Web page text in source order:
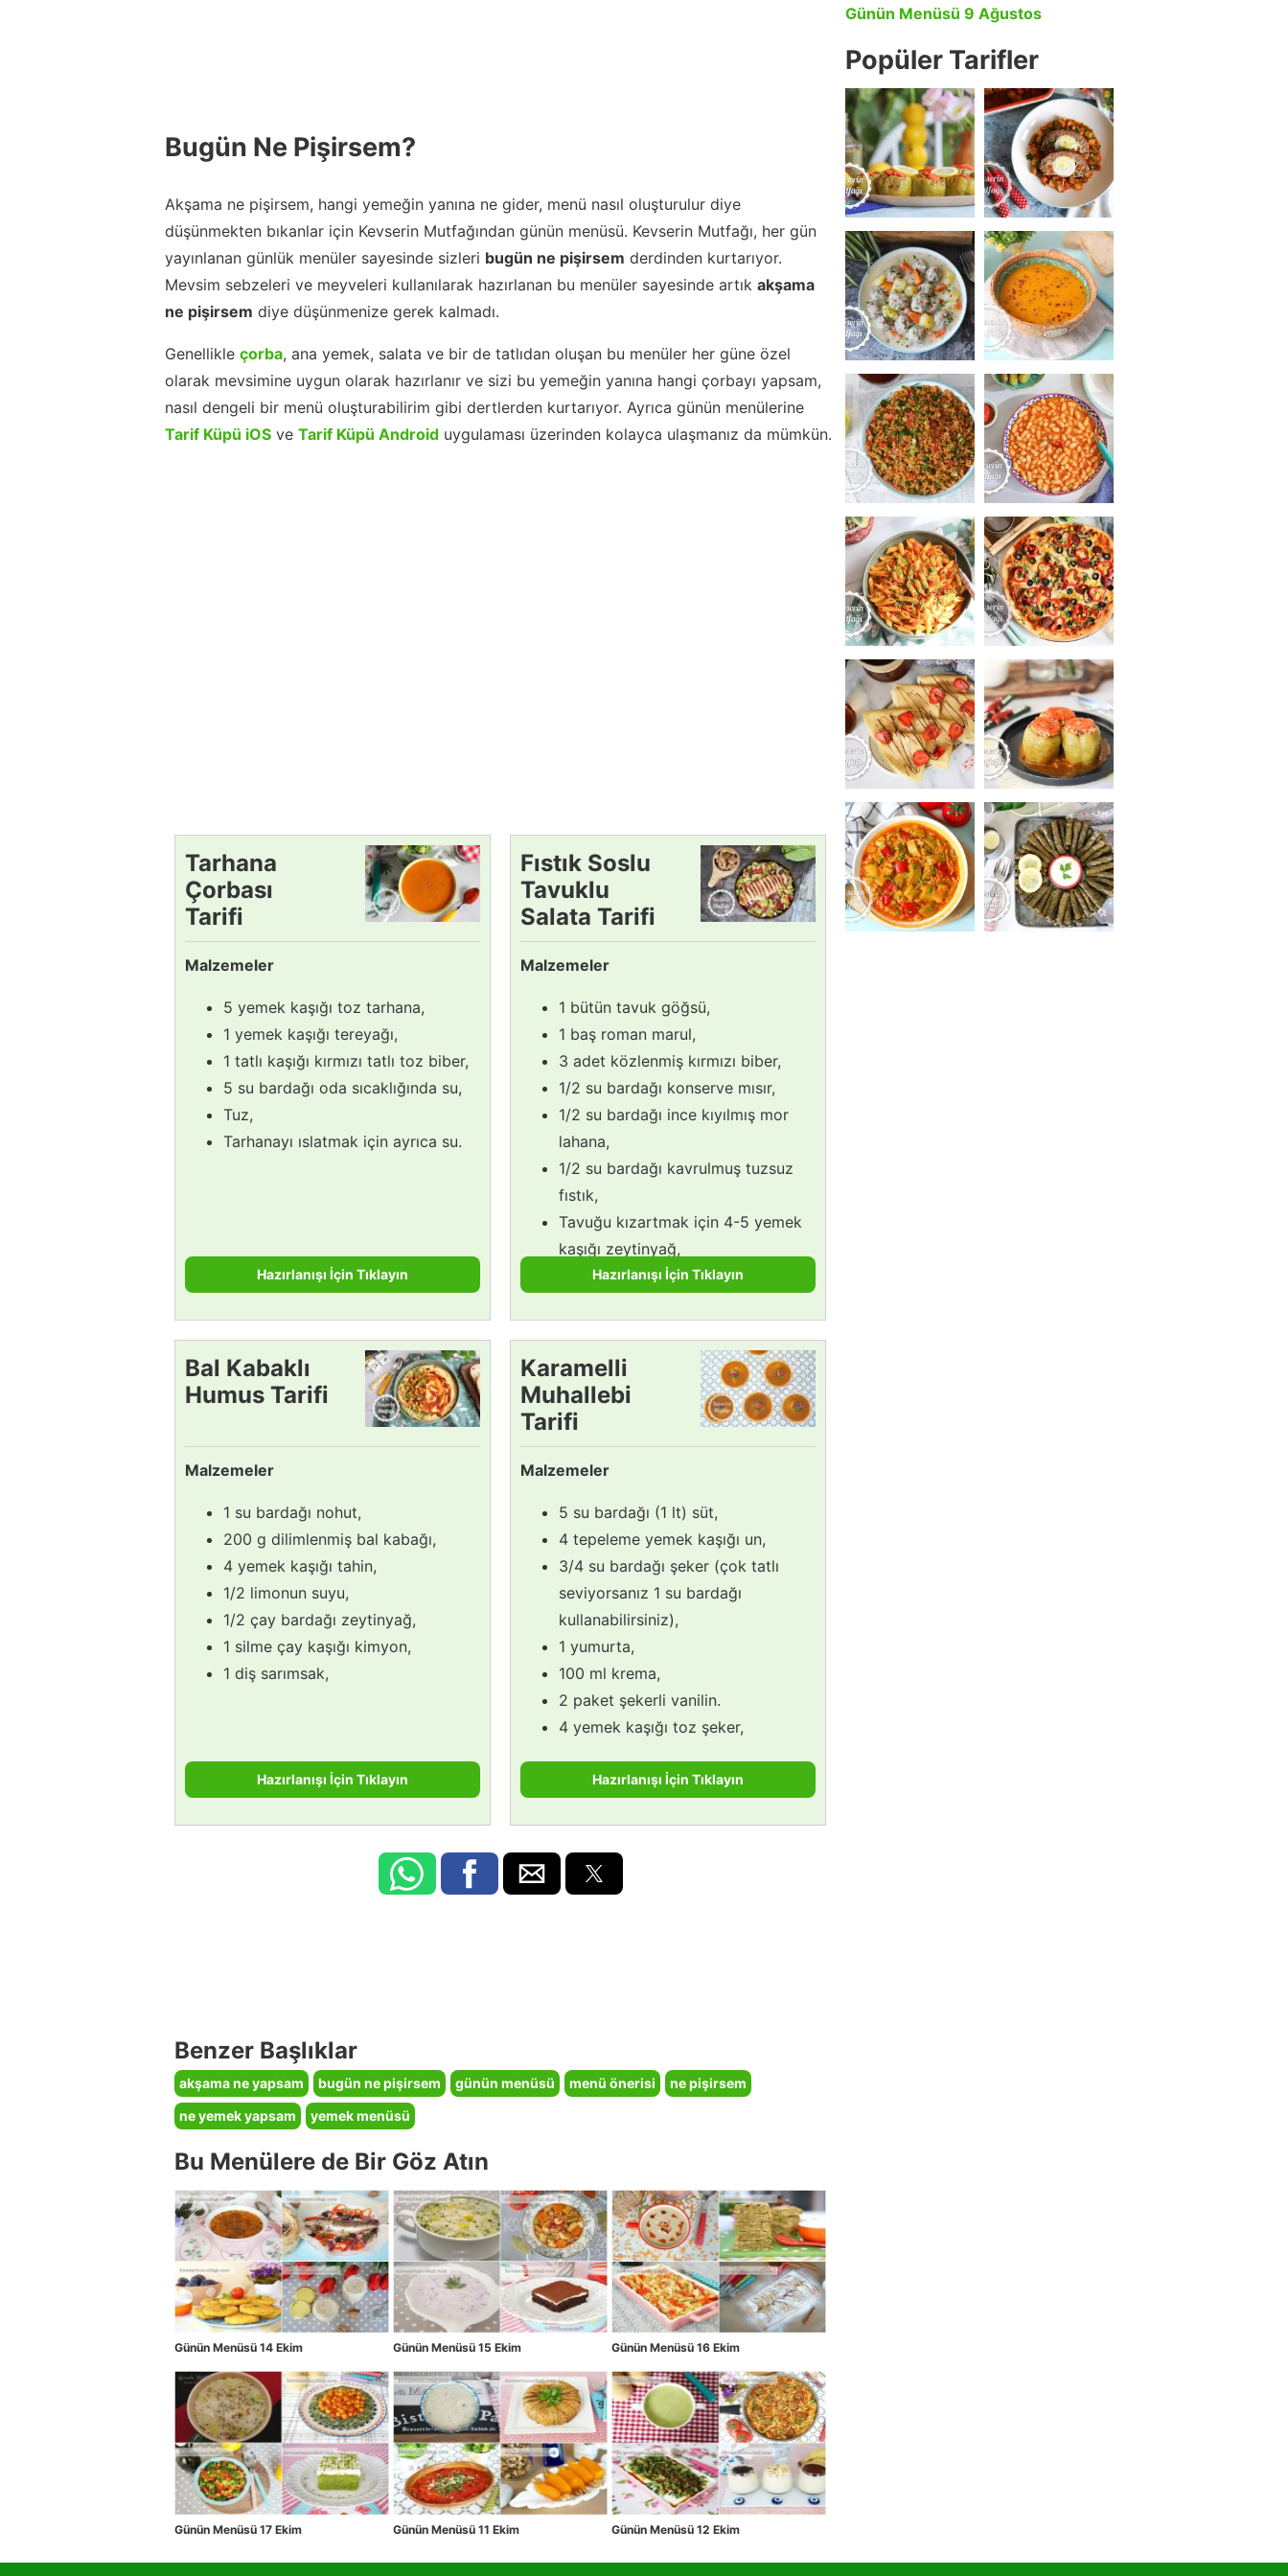
Bugün Ne Pişirsem?
Akşama ne pişirsem, hangi yemeğin yanına ne gider, menü nasıl oluşturulur diye
düşünmekten bıkanlar için Kevserin Mutfağından günün menüsü. Kevserin Mutfağı, her gün
yayınlanan günlük menüler sayesinde sizleri bugün ne pişirsem derdinden kurtarıyor.
Mevsim sebzeleri ve meyveleri kullanılarak hazırlanan bu menüler sayesinde artık akşama
ne pişirsem diye düşünmenize gerek kalmadı.
Genellikle çorba, ana yemek, salata ve bir de tatlıdan oluşan bu menüler her güne özel
olarak mevsimine uygun olarak hazırlanır ve sizi bu yemeğin yanına hangi çorbayı yapsam,
nasıl dengeli bir menü oluşturabilirim gibi dertlerden kurtarıyor. Ayrıca günün menülerine
Tarif Küpü iOS ve Tarif Küpü Android uygulaması üzerinden kolayca ulaşmanız da mümkün.
Tarhana
Çorbası
Tarifi
Malzemeler
5 yemek kaşığı toz tarhana,
1 yemek kaşığı tereyağı,
1 tatlı kaşığı kırmızı tatlı toz biber,
5 su bardağı oda sıcaklığında su,
Tuz,
Tarhanayı ıslatmak için ayrıca su.
Hazırlanışı İçin Tıklayın
Fıstık Soslu
Tavuklu
Salata Tarifi
Malzemeler
1 bütün tavuk göğsü,
1 baş roman marul,
3 adet közlenmiş kırmızı biber,
1/2 su bardağı konserve mısır,
1/2 su bardağı ince kıyılmış mor
lahana,
1/2 su bardağı kavrulmuş tuzsuz
fıstık,
Tavuğu kızartmak için 4-5 yemek
kaşığı zeytinyağ,
Hazırlanışı İçin Tıklayın
Bal Kabaklı
Humus Tarifi
Malzemeler
1 su bardağı nohut,
200 g dilimlenmiş bal kabağı,
4 yemek kaşığı tahin,
1/2 limonun suyu,
1/2 çay bardağı zeytinyağ,
1 silme çay kaşığı kimyon,
1 diş sarımsak,
Hazırlanışı İçin Tıklayın
Karamelli
Muhallebi
Tarifi
Malzemeler
5 su bardağı (1 lt) süt,
4 tepeleme yemek kaşığı un,
3/4 su bardağı şeker (çok tatlı
seviyorsanız 1 su bardağı
kullanabilirsiniz),
1 yumurta,
100 ml krema,
2 paket şekerli vanilin.
4 yemek kaşığı toz şeker,
Hazırlanışı İçin Tıklayın
Benzer Başlıklar
akşama ne yapsam bugün ne pişirsem günün menüsü menü önerisi
ne pişirsem
ne yemek yapsam
yemek menüsü
Bu Menülere de Bir Göz Atın
Günün Menüsü 14 Ekim Günün Menüsü 15 Ekim Günün Menüsü 16 Ekim
Günün Menüsü 17 Ekim Günün Menüsü 11 Ekim Günün Menüsü 12 Ekim
Günün Menüsü 9 Ağustos
Popüler Tarifler